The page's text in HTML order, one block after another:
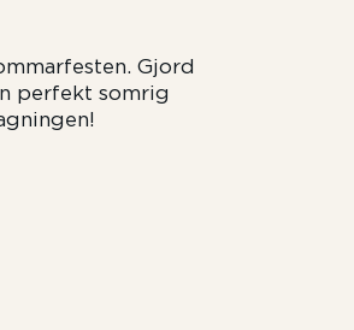
Gjord
perfekt somrig